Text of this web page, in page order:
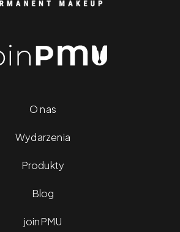
O nas
Wydarzenia
Produkty
Blog
joinPMU